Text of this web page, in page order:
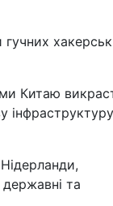
Китаю
та